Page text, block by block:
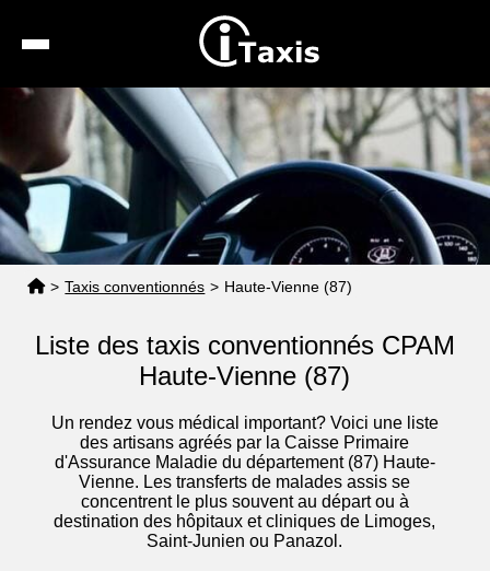
Recherche
Calcul de tarif
Taxis conventionnés
Espace pro
> Taxis conventionnés > Haute-Vienne (87)
Liste des taxis conventionnés CPAM
Haute-Vienne (87)
Un rendez vous médical important? Voici une liste
des artisans agréés par la Caisse Primaire
d'Assurance Maladie du département (87) Haute-
Vienne. Les transferts de malades assis se
concentrent le plus souvent au départ ou à
destination des hôpitaux et cliniques de Limoges,
Saint-Junien ou Panazol.